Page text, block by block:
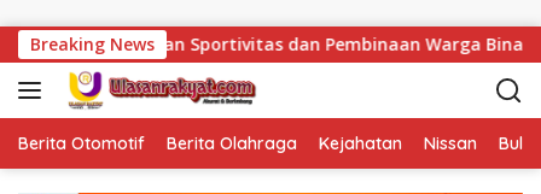
Breaking News
dan Pembinaan Warga Binaan. Bukan
Berita Otomotif Berita Olahraga Kejahatan Nissan